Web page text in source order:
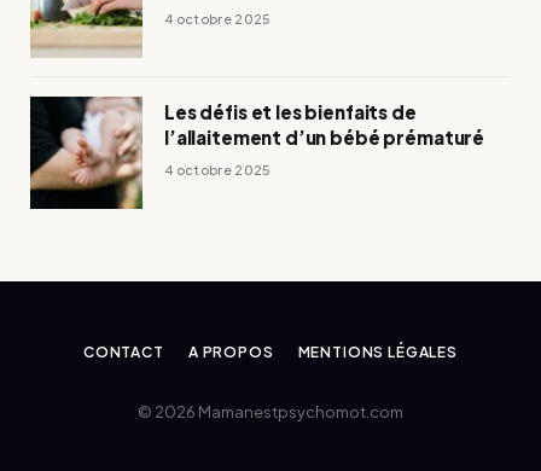
4 octobre 2025
Les défis et les bienfaits de
l’allaitement d’un bébé prématuré
4 octobre 2025
CONTACT A PROPOS MENTIONS LÉGALES
© 2026 Mamanestpsychomot.com